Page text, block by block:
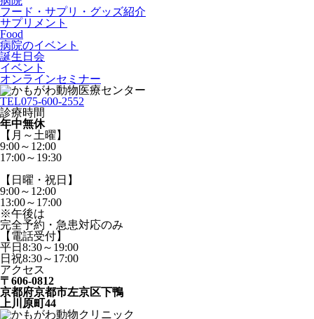
フード・サプリ・グッズ紹介
サプリメント
Food
病院のイベント
誕生日会
イベント
オンラインセミナー
TEL075-600-2552
診療時間
年中無休
【月～土曜】
9:00～12:00
17:00～19:30
【日曜・祝日】
9:00～12:00
13:00～17:00
※午後は
完全予約・急患対応のみ
【電話受付】
平日8:30～19:00
日祝8:30～17:00
アクセス
〒606-0812
京都府京都市左京区下鴨
上川原町44